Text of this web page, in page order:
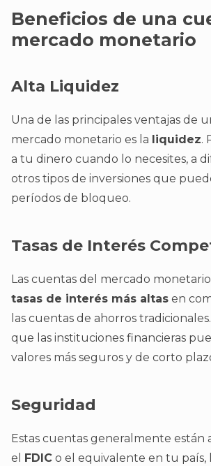
Beneficios de una
mercado monetario
Alta Liquidez
Una de las principales ventajas de
mercado monetario es la liquidez.
a tu dinero cuando lo necesites, a
otros tipos de inversiones que
períodos de bloqueo.
Tasas de Interés
Las cuentas del mercado
tasas de interés más altas en
las cuentas de ahorros
que las instituciones financieras
valores más seguros y de corto
Seguridad
Estas cuentas generalmente están
el
FDIC o el equivalente en tu país,